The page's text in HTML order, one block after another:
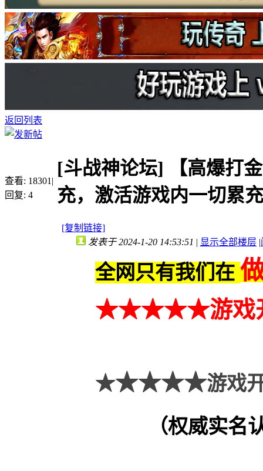
返回列表
查看: 18301 |
回复: 4
[斗战神论坛]
【高爆打
充，激活游戏内一切累
[复制链接]
发表于 2024-1-20 14:53:51 | 显示全部楼层 |
全网只有我们在
★★★★★游戏
★★★★★游戏
（权威实名